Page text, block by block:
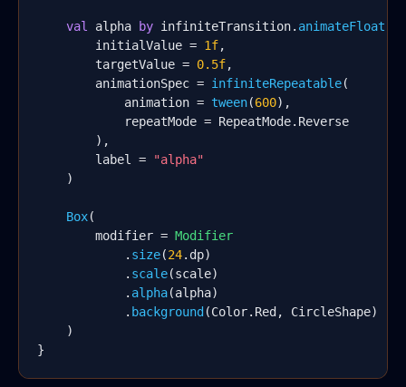
val alpha by infiniteTransition. animateFloat
        initialValue =
1f,
        targetValue =
0.5f,
        animationSpec =
infiniteRepeatable(
            animation =
tween(600),
            repeatMode = RepeatMode.Reverse
        ),
        label =
"alpha"
    )
Box(
        modifier =
Modifier
            .
size(24.dp)
            .
scale(scale)
            .
alpha(alpha)
            .
background (Color.Red, CircleShape)
    )
}